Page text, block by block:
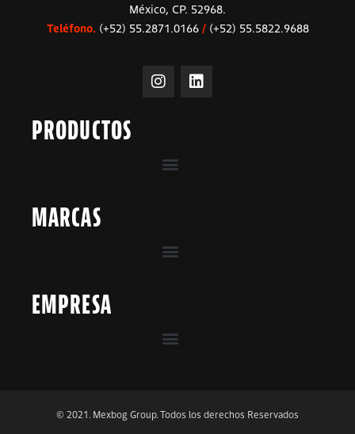
México, CP. 52968.
Teléfono. (+52) 55.2871.0166 /(+52) 55.5822.9688
PRODUCTOS
MARCAS
EMPRESA
© 2021. Mexbog Group. Todos los derechos Reservados